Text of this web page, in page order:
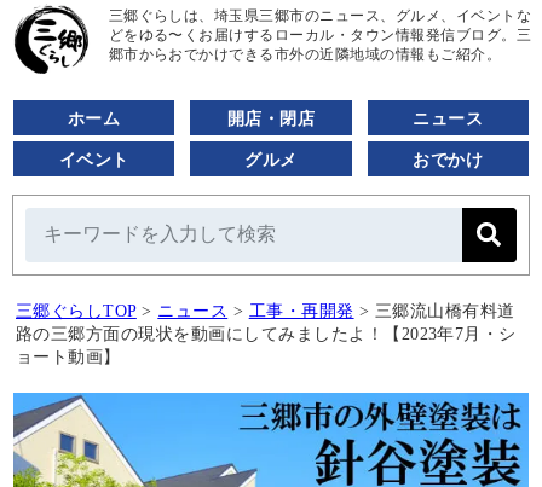
三郷ぐらしは、埼玉県三郷市のニュース、グルメ、イベントな
どをゆる〜くお届けするローカル・タウン情報発信ブログ。三
郷市からおでかけできる市外の近隣地域の情報もご紹介。
ホーム 開店・閉店 ニュース
イベント グルメ おでかけ
三郷ぐらしTOP > ニュース > 工事・再開発 > 三郷流山橋有料道
路の三郷方面の現状を動画にしてみましたよ！【2023年7月・シ
ョート動画】